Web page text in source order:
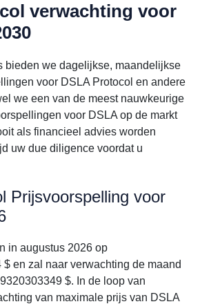
verwachting voor
bieden we dagelijkse, maandelijkse
voor DSLA Protocol en andere
we een van de meest nauwkeurige
voor DSLA op de markt
als financieel advies worden
uw due diligence voordat u
Prijsvoorspelling voor
in augustus 2026 op
en zal naar verwachting de maand
$. In de loop van
van maximale prijs van DSLA